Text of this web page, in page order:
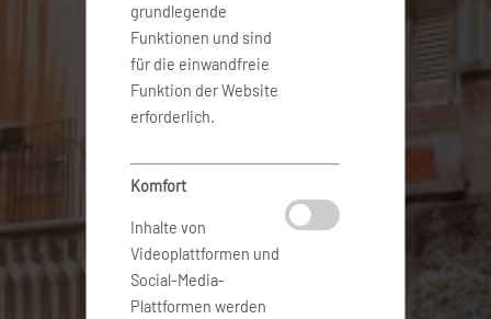
grundlegende
Funktionen und sind
für die einwandfreie
Funktion der Website
erforderlich.
Komfort
Inhalte von
Videoplattformen und
Social-Media-
Plattformen werden